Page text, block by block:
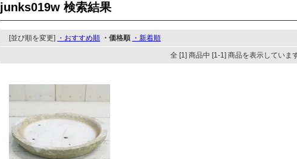
junks019w 検索結果
[並び順を変更] ・おすすめ順 ・価格順 ・新着順
全 [1] 商品中 [1-1] 商品を表示していま